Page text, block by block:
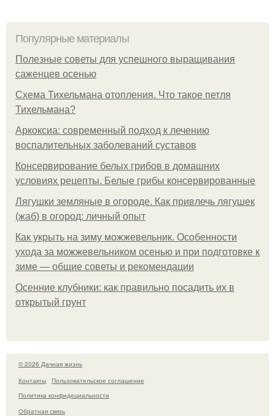
Популярные материалы
Полезные советы для успешного выращивания
саженцев осенью
Схема Тихельмана отопления. Что такое петля
Тихельмана?
Аркоксиа: современный подход к лечению
воспалительных заболеваний суставов
Консервирование белых грибов в домашних
условиях рецепты. Белые грибы консервированные
Лягушки земляные в огороде. Как привлечь лягушек
(жаб) в огород: личный опыт
Как укрыть на зиму можжевельник. Особенности
ухода за можжевельником осенью и при подготовке к
зиме — общие советы и рекомендации
Осенние клубники: как правильно посадить их в
открытый грунт
© 2026 Дачная жизнь
Контакты
Пользовательское соглашение
Политика конфидециальности
Обратная связь